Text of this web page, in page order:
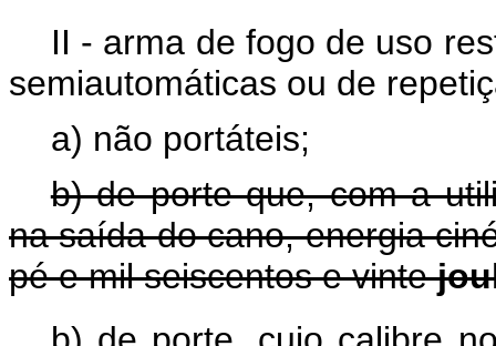
II - arma de fogo de uso
semiautomáticas ou de
a) não portáteis;
b) de porte que, com a
na saída do cano, energia
pé e mil seiscentos e vinte